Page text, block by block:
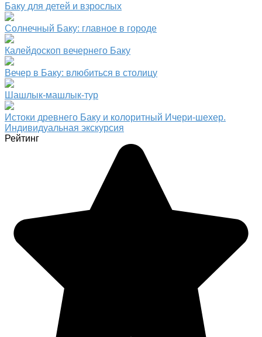
Баку для детей и взрослых
Солнечный Баку: главное в городе
Калейдоскоп вечернего Баку
Вечер в Баку: влюбиться в столицу
Шашлык-машлык-тур
Истоки древнего Баку и колоритный Ичери-шехер.
Индивидуальная экскурсия
Рейтинг